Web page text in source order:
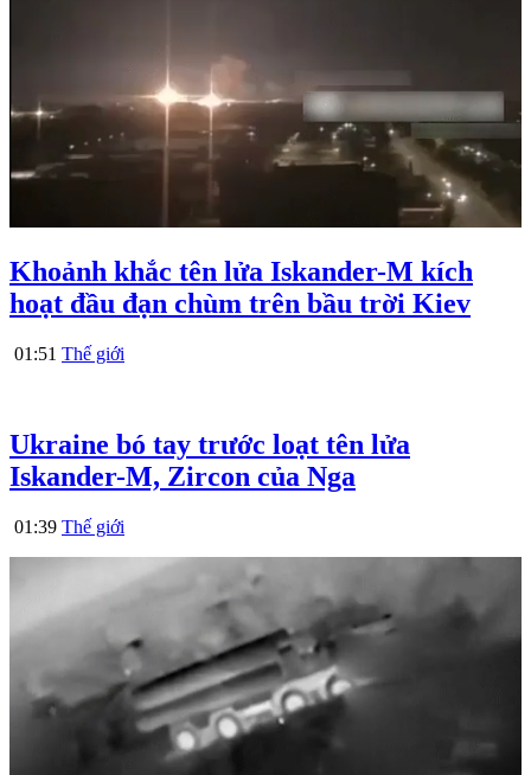
Khoảnh khắc tên lửa Iskander-M kích
hoạt đầu đạn chùm trên bầu trời Kiev
01:51 Thế giới
Ukraine bó tay trước loạt tên lửa
Iskander-M, Zircon của Nga
01:39 Thế giới